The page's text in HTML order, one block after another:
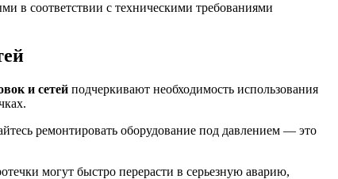
в соответствии с техническими требованиями
и сетей подчеркивают необходимость использования
ремонтировать оборудование под давлением — это
могут быстро перерасти в серьезную аварию,